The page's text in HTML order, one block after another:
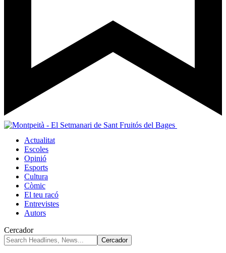
Actualitat
Escoles
Opinió
Esports
Cultura
Còmic
El teu racó
Entrevistes
Autors
Cercador